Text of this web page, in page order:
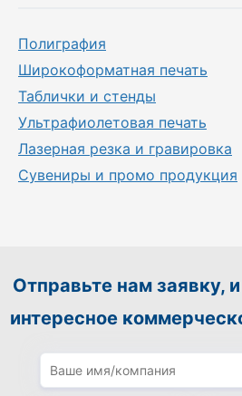
Полиграфия
Широкоформатная печать
Таблички и стенды
Ультрафиолетовая печать
Лазерная резка и гравировка
Сувениры и промо продукция
Отправьте нам
интересное